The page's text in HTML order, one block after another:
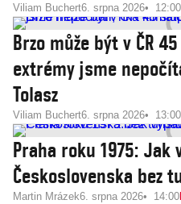
Viliam Buchert6. srpna 2026 12:00
Brzo může být v ČR
extrémy jsme
Tolasz
Viliam Buchert6. srpna 2026 13:00
Praha roku 1975:
Československa bez
Martin Mrázek6. srpna 2026 14:00